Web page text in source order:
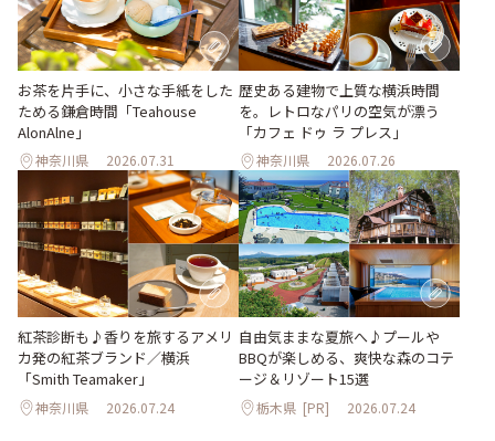
お茶を片手に、小さな手紙をした
ためる鎌倉時間「Teahouse
AlonAlne」
神奈川県 2026.07.31
歴史ある建物で上質な横浜時間
を。レトロなパリの空気が漂う
「カフェ ドゥ ラ プレス」
神奈川県 2026.07.26
紅茶診断も♪香りを旅するアメリ
カ発の紅茶ブランド／横浜
「Smith Teamaker」
神奈川県 2026.07.24
自由気ままな夏旅へ♪プールや
BBQが楽しめる、爽快な森のコテ
ージ＆リゾート15選
栃木県 [PR] 2026.07.24